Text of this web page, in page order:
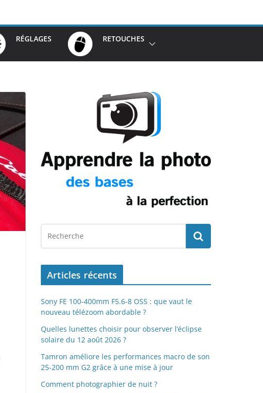
RÉGLAGES RETOUCHES
Articles récents
Sony FE 100-400mm F5.6-8 OSS : que vaut le
nouveau télézoom abordable ?
Quelles lunettes choisir pour observer l’éclipse
solaire du 12 août 2026 ?
Tamron améliore les performances macro de son
25-200 mm G2 grâce à une mise à jour
Comment photographier de nuit ?